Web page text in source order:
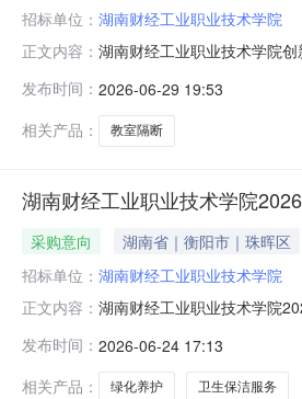
招标单位： 湖南财经工业职业技术学院
正文内容： 湖南财经工业职业技术学院
发布时间： 2026-06-29 19:53
相关产品：
教室隔断
湖南财经工业职业技术学院
采购意向 湖南省｜衡阳市｜珠晖区
招标单位： 湖南财经工业职业技术学院
正文内容： 湖南财经工业职业技术学院
月）备注1学校绿化养护和卫
体采
发布时间： 2026-06-24 17:13
相关产品：
绿化养护 卫生保洁服务